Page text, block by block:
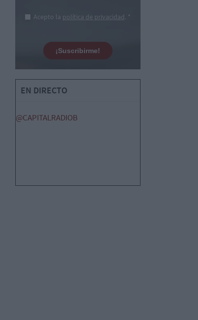
Acepto la política de privacidad. *
¡Suscribirme!
EN DIRECTO
@CAPITALRADIOB